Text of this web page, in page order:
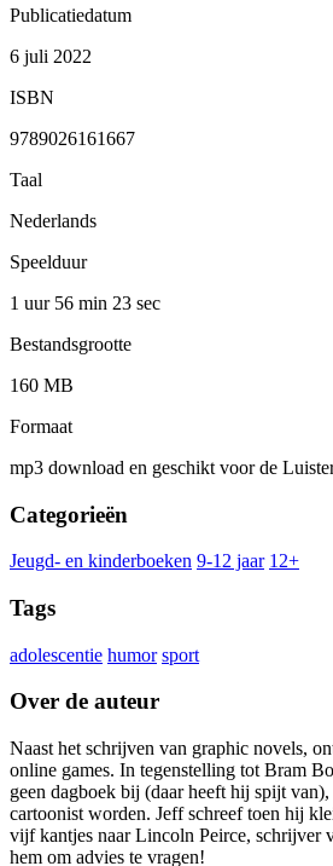
Publicatiedatum
6 juli 2022
ISBN
9789026161667
Taal
Nederlands
Speelduur
1 uur 56 min 23 sec
Bestandsgrootte
160 MB
Formaat
mp3 download en geschikt voor de
Categorieën
Jeugd- en kinderboeken 9-12 jaar 12+
Tags
adolescentie humor sport
Over de auteur
Naast het schrijven van graphic novels,
online games. In tegenstelling tot Bram
geen dagboek bij (daar heeft hij spijt
cartoonist worden. Jeff schreef toen hij
vijf kantjes naar Lincoln Peirce, schrijver
hem om advies te vragen!